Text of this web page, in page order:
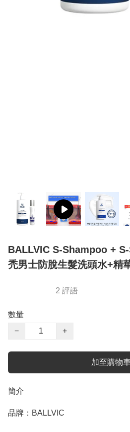
BALLVIC S-Shampoo +
禿男士防脫生髮洗頭水+精
2 評語
數量
−
+
加至購物
簡介
品牌：BALLVIC